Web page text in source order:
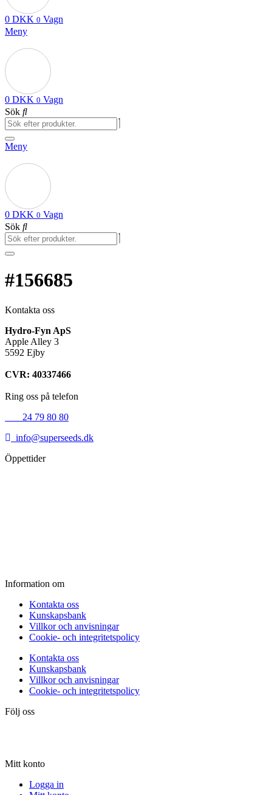
0 DKK 0 Vagn
Meny
0 DKK 0 Vagn
Sök
Meny
0 DKK 0 Vagn
Sök
#156685
Kontakta oss
Hydro-Fyn ApS
Apple Alley 3
5592 Ejby
CVR: 40337466
Ring oss på telefon
24 79 80 80
info@superseeds.dk
Öppettider
Information om
Kontakta oss
Kunskapsbank
Villkor och anvisningar
Cookie- och integritetspolicy
Kontakta oss
Kunskapsbank
Villkor och anvisningar
Cookie- och integritetspolicy
Följ oss
Mitt konto
Logga in